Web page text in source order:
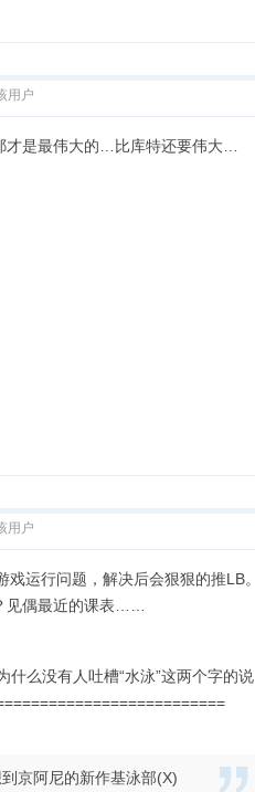
用户
才是最伟大的…比库特还要伟大…
用户
戏运行问题，解决后会狠狠的推LB。
见偶最近的课表……
什么没有人吐槽“水泳”这两个字的说
京阿尼的新作基泳部(X)